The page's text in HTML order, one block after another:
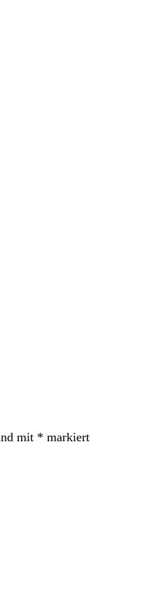
mit * markiert